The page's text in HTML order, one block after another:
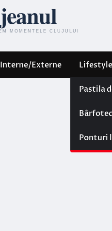
Interne/Externe Lifestyle
Pastila
Ponturi